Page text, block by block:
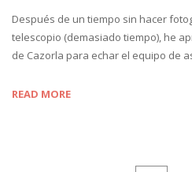
Después de un tiempo sin hacer
telescopio (demasiado tiempo), he
de Cazorla para echar el equipo de
READ MORE